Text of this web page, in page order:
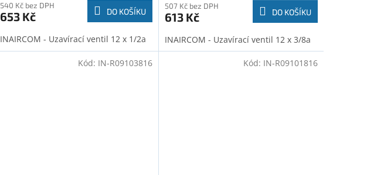
540 Kč bez DPH
653 Kč DO KOŠÍKU
INAIRCOM - Uzavírací ventil 12 x 1/2a
507 Kč bez DPH
613 Kč DO KOŠÍKU
INAIRCOM - Uzavírací ventil 12 x 3/8a
Kód: IN-R09103816 Kód: IN-R09101816